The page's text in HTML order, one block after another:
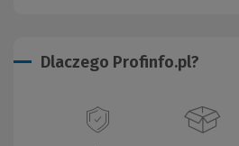
Dlaczego Profinfo.pl?